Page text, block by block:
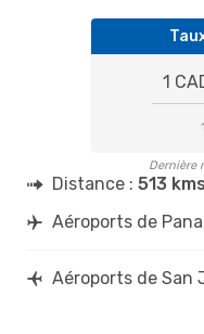
1
Dernière
Distance : 513 kms
Aéroports de
Aéroports de San